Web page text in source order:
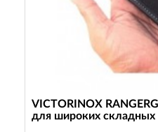
VICTORINOX
для широких